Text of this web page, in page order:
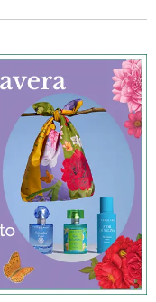
modulo d'ordine e
stato di lavorazione
viae-mail.
di vendita.